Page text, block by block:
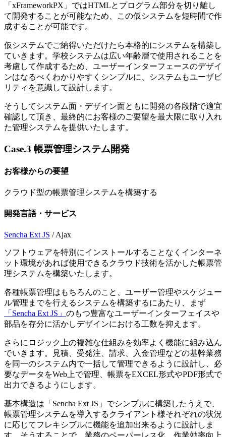
「xFrameworkPX」ではHTMLとプログラム部分を切り離し
て開発することが可能なため、この仮システムを短時間で作
成することが可能です。
仮システムでご納得いただけたら本格的にシステムを構築し
ていきます。学校システムは広い年齢層で使用されることを
考慮して作成するため、ユーザーインターフェースのデザイ
ンはなるべくわかりやすくシンプルに、システムもユーザビ
リティを意識して設計します。
そうしてシステム面・デザイン面ともに開発の各段階で適宜
確認して頂き、最終的にお客様のご要望を最大限に取り入れ
た管理システムを提供いたします。
Case.3 帳票管理システム開発
お客様からの要望
クラウド型の帳票管理システムを構築する
開発言語・サービス
Sencha Ext JS / Ajax
ソフトウェアを特別にインストールすることなくインターネ
ット環境があれば使用できるクラウド技術を活かした帳票管
理システムを構築いたします。
各種帳票管理はもちろんのこと、ユーザー管理やスケジュー
ル管理までを行えるシステムを構築するにあたり、まず
「Sencha Ext JS」 のもつ豊富なユーザーインターフェイスや
部品を存分に活かしデザインにおける工数を抑えます。
さらにロジック上の複雑な仕組みを効率よく機能に組み込ん
でいきます。見積、受発注、請求、入金管理などの基幹業務
を同一のシステム内で一括して管理できるように設計し、必
要なデータをWeb上で管理、帳票をEXCEL形式やPDF形式で
出力できるようにします。
基本構造は「Sencha Ext JS」でシンプルに構築したうえで、
帳票管理システムを導入するクライアント様それぞれの状況
に応じてフレキシブルに機能を追加出来るように設計しま
す。そうすることで、業務のペーパーレス化、作業効率向上